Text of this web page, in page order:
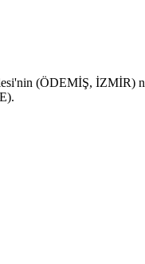
(ÖDEMİŞ, İZMİR)